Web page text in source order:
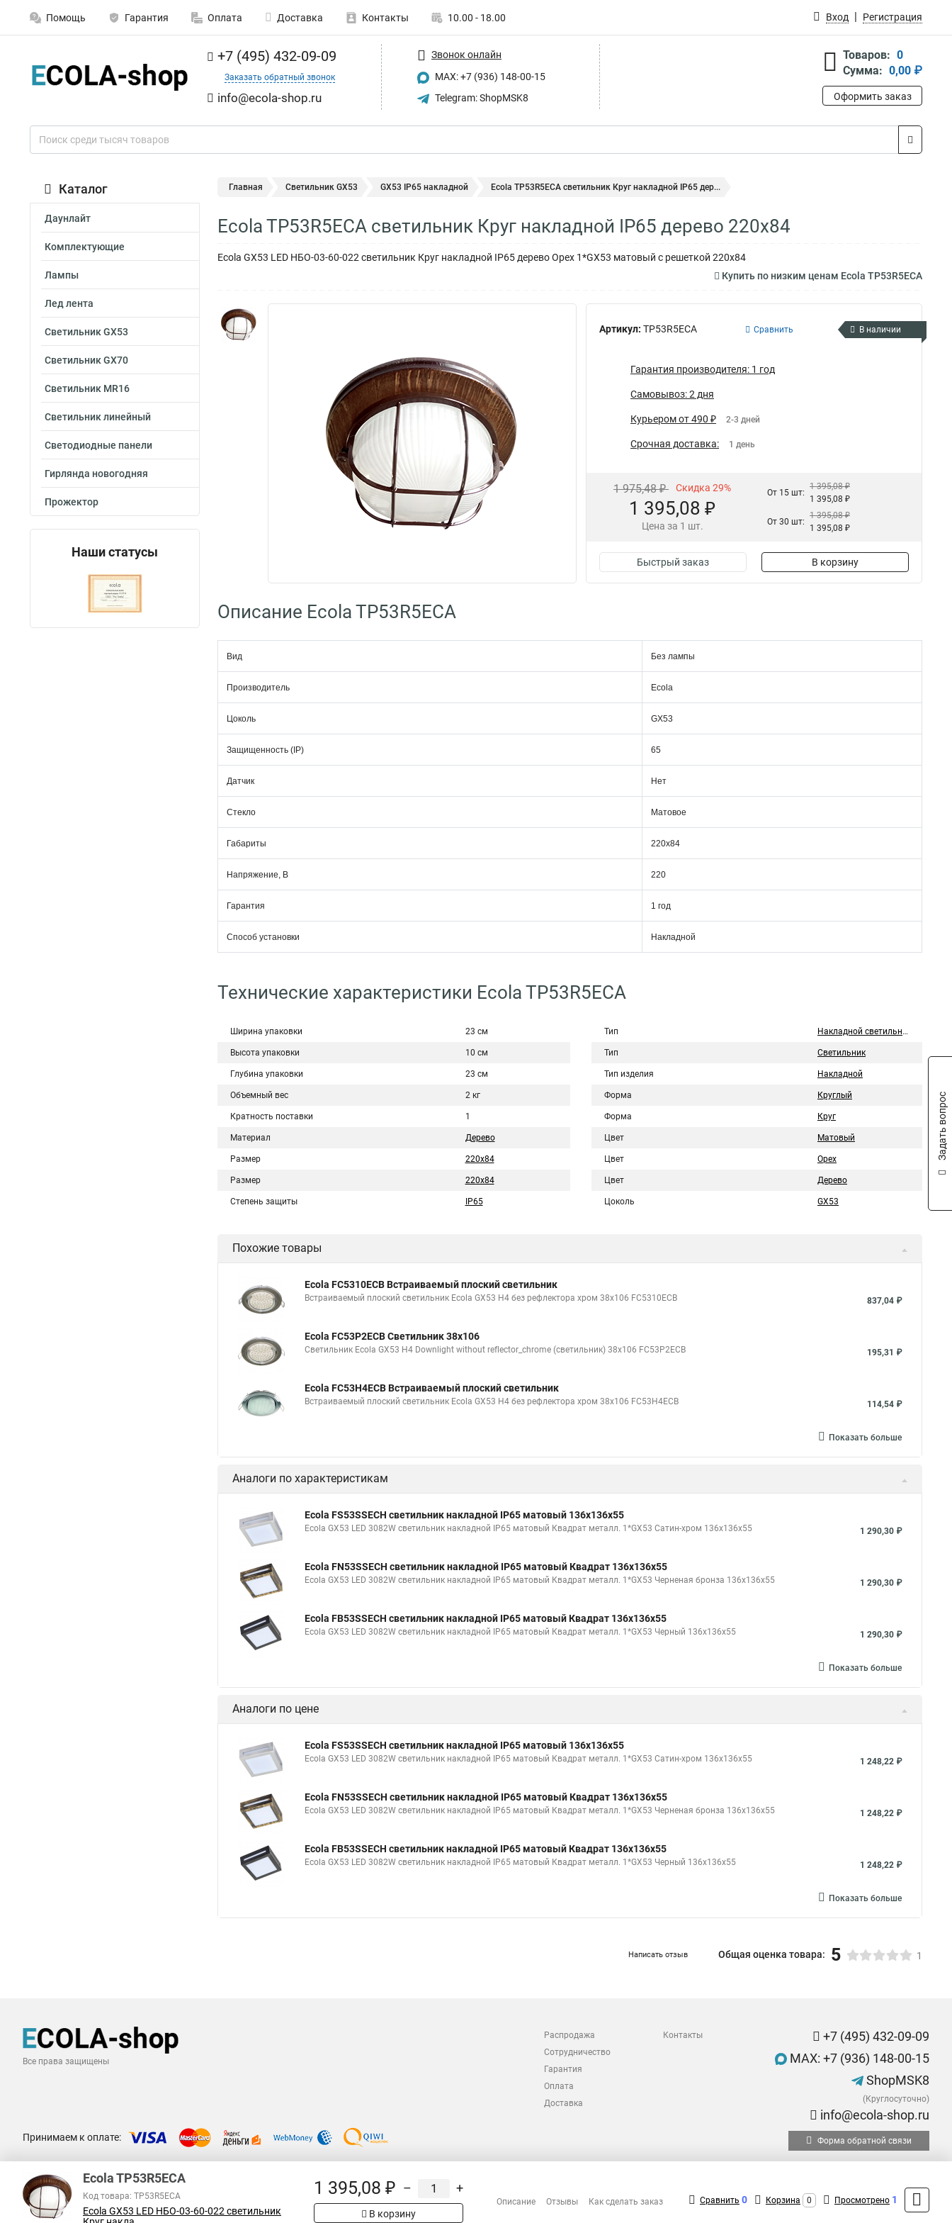
Помощь Гарантия Оплата Доставка Контакты 10.00 - 18.00 Вход Регистрация
+7 (495) 432-09-09
Заказать обратный звонок
info@ecola-shop.ru
Звонок онлайн
MAX: +7 (936) 148-00-15
Telegram: ShopMSK8
Товаров: 0
Сумма: 0,00 ₽
Оформить заказ
Каталог
Даунлайт
Комплектующие
Лампы
Лед лента
Светильник GX53
Светильник GX70
Светильник MR16
Светильник линейный
Светодиодные панели
Гирлянда новогодняя
Прожектор
Наши статусы
Главная Светильник GX53 GX53 IP65 накладной Ecola TP53R5ECA светильник Круг накладной IP65 дер...
Ecola TP53R5ECA светильник Круг накладной IP65 дерево 220х84
Ecola GX53 LED НБО-03-60-022 светильник Круг накладной IP65 дерево Орех 1*GX53 матовый с решеткой 220х84
Купить по низким ценам Ecola TP53R5ECA
Артикул: TP53R5ECA Сравнить В наличии
Гарантия производителя: 1 год
Самовывоз: 2 дня
Курьером от 490 ₽ 2-3 дней
Срочная доставка: 1 день
1 975,48 ₽ Скидка 29%
1 395,08 ₽
Цена за 1 шт.
От 15 шт:
1 395,08 ₽
1 395,08 ₽
От 30 шт:
1 395,08 ₽
1 395,08 ₽
Быстрый заказ В корзину
Описание Ecola TP53R5ECA
Вид Без лампы
Производитель Ecola
Цоколь GX53
Защищенность (IP) 65
Датчик Нет
Стекло Матовое
Габариты 220х84
Напряжение, В 220
Гарантия 1 год
Способ установки Накладной
Технические характеристики Ecola TP53R5ECA
Ширина упаковки 23 см
Высота упаковки 10 см
Глубина упаковки 23 см
Объемный вес 2 кг
Кратность поставки 1
Материал Дерево
Размер 220x84
Размер 220х84
Степень защиты IP65
Тип Накладной светильник
Тип Светильник
Тип изделия Накладной
Форма Круглый
Форма Круг
Цвет Матовый
Цвет Орех
Цвет Дерево
Цоколь GX53
Похожие товары
Ecola FC5310ECB Встраиваемый плоский светильник
Встраиваемый плоский светильник Ecola GX53 H4 без рефлектора хром 38x106 FC5310ECB 837,04 ₽
Ecola FC53P2ECB Светильник 38x106
Светильник Ecola GX53 H4 Downlight without reflector_chrome (светильник) 38x106 FC53P2ECB 195,31 ₽
Ecola FC53H4ECB Встраиваемый плоский светильник
Встраиваемый плоский светильник Ecola GX53 H4 без рефлектора хром 38х106 FC53H4ECB 114,54 ₽
Показать больше
Аналоги по характеристикам
Ecola FS53SSECH светильник накладной IP65 матовый 136x136x55
Ecola GX53 LED 3082W светильник накладной IP65 матовый Квадрат металл. 1*GX53 Cатин-хром 136x136x55 1 290,30 ₽
Ecola FN53SSECH светильник накладной IP65 матовый Квадрат 136x136x55
Ecola GX53 LED 3082W светильник накладной IP65 матовый Квадрат металл. 1*GX53 Черненая бронза 136x136x55 1 290,30 ₽
Ecola FB53SSECH светильник накладной IP65 матовый Квадрат 136x136x55
Ecola GX53 LED 3082W светильник накладной IP65 матовый Квадрат металл. 1*GX53 Черный 136x136x55 1 290,30 ₽
Показать больше
Аналоги по цене
Ecola FS53SSECH светильник накладной IP65 матовый 136x136x55
Ecola GX53 LED 3082W светильник накладной IP65 матовый Квадрат металл. 1*GX53 Cатин-хром 136x136x55 1 248,22 ₽
Ecola FN53SSECH светильник накладной IP65 матовый Квадрат 136x136x55
Ecola GX53 LED 3082W светильник накладной IP65 матовый Квадрат металл. 1*GX53 Черненая бронза 136x136x55 1 248,22 ₽
Ecola FB53SSECH светильник накладной IP65 матовый Квадрат 136x136x55
Ecola GX53 LED 3082W светильник накладной IP65 матовый Квадрат металл. 1*GX53 Черный 136x136x55 1 248,22 ₽
Показать больше
Написать отзыв Общая оценка товара: 5 1
Все права защищены
Распродажа
Сотрудничество
Гарантия
Оплата
Доставка
Контакты
+7 (495) 432-09-09
MAX: +7 (936) 148-00-15
ShopMSK8
(Круглосуточно)
info@ecola-shop.ru
Принимаем к оплате: Форма обратной связи
Ecola TP53R5ECA
Код товара: TP53R5ECA
Ecola GX53 LED НБО-03-60-022 светильник
1 395,08 ₽ – +
В корзину
Описание Отзывы Как сделать заказ Сравнить 0 Корзина 0 Просмотрено 1
Задать вопрос